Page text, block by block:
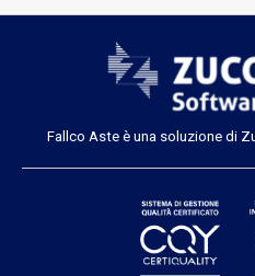
Fallco Aste è una soluzione di